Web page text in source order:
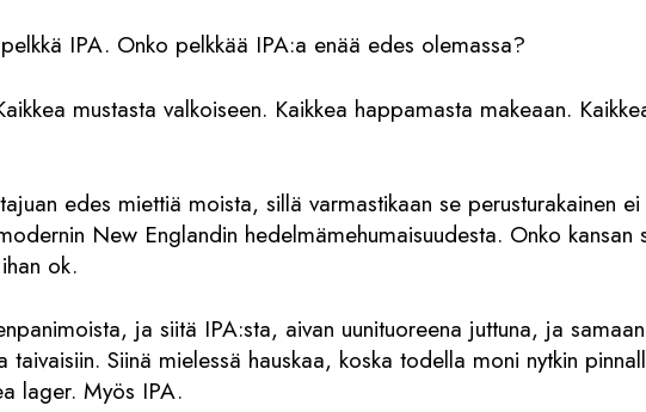
IPA. Onko pelkkää IPA:a enää edes olemassa?
mustasta valkoiseen. Kaikkea happamasta makeaan.
edes miettiä moista, sillä varmastikaan se perusturakainen
New Englandin hedelmämehumaisuudesta. Onko kansan
ok.
ja siitä IPA:sta, aivan uunituoreena juttuna, ja samaan
Siinä mielessä hauskaa, koska todella moni nytkin
lager. Myös IPA.